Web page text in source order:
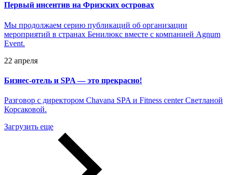
Первый инсентив на Фризских островах
Мы продолжаем серию публикаций об организации
мероприятий в странах Бенилюкс вместе с компанией Agnum
Event.
22 апреля
Бизнес-отель и SPA — это прекрасно!
Разговор с директором Chavana SPA и Fitness center Светланой
Корсаковой.
Загрузить еще